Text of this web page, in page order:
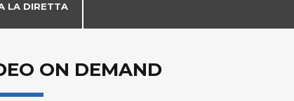
LA DIRETTA
ON DEMAND